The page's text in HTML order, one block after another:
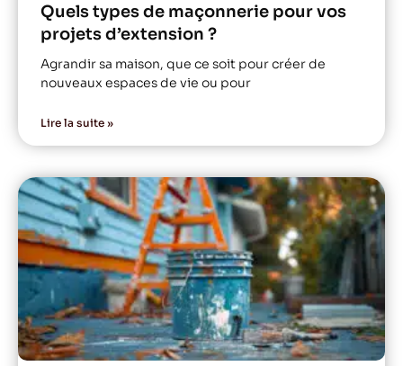
Quels types de maçonnerie pour vos
projets d’extension ?
Agrandir sa maison, que ce soit pour créer de
nouveaux espaces de vie ou pour
Lire la suite »